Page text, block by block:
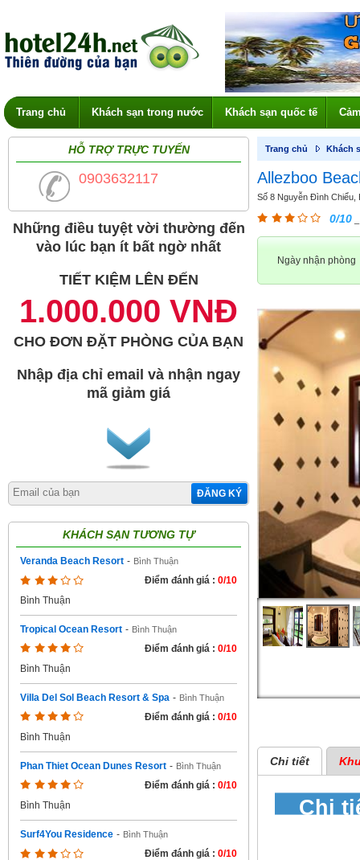
Trang chủ Khách sạn trong nước Khách sạn quốc tế
HỖ TRỢ TRỰC TUYẾN
0903632117
Những điều tuyệt vời thường đến
vào lúc bạn ít bất ngờ nhất
TIẾT KIỆM LÊN ĐẾN
1.000.000 VNĐ
CHO ĐƠN ĐẶT PHÒNG CỦA BẠN
Nhập địa chỉ email và nhận ngay
mã giảm giá
ĐĂNG KÝ
KHÁCH SẠN TƯƠNG TỰ
Veranda Beach Resort - Bình Thuận
Điểm đánh giá : 0/10
Bình Thuận
Tropical Ocean Resort - Bình Thuận
Điểm đánh giá : 0/10
Bình Thuận
Villa Del Sol Beach Resort & Spa - Bình Thuận
Điểm đánh giá : 0/10
Bình Thuận
Phan Thiet Ocean Dunes Resort - Bình Thuận
Điểm đánh giá : 0/10
Bình Thuận
Surf4You Residence - Bình Thuận
Điểm đánh giá : 0/10
Trang chủ Khách
Allezboo
Số 8 Nguyễn Đình Chiểu,
0/10
Ngày nhận phòng
Chi tiết
Chi